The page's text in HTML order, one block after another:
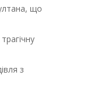
що
з